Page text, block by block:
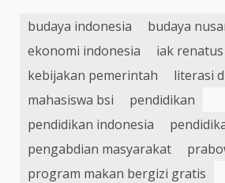
budaya indonesia
budaya
ekonomi indonesia
iak renatus
kebijakan pemerintah
literasi
mahasiswa bsi
pendidikan
pendidikan indonesia
pengabdian masyarakat
program makan bergizi gratis